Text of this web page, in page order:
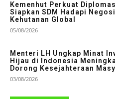
Kemenhut Perkuat
Siapkan SDM Hadapi
Kehutanan Global
05/08/2026
Menteri LH Ungkap Minat
Hijau di Indonesia
Dorong Kesejahteraan
03/08/2026